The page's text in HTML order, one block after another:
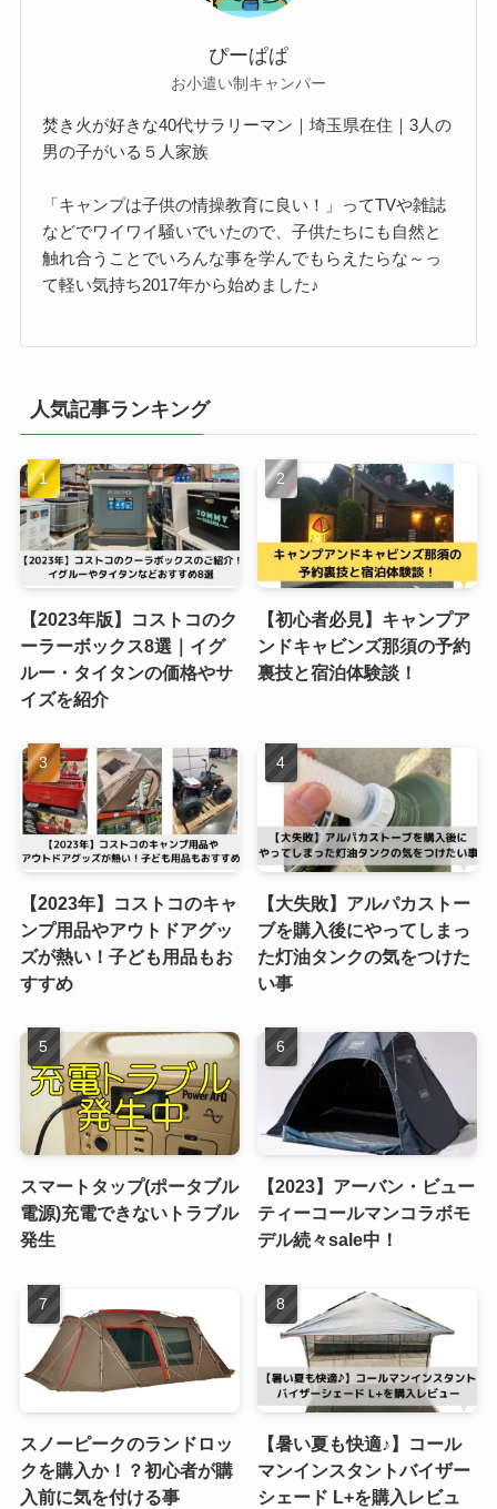
ぴーぱぱ
お小遣い制キャンパー
焚き火が好きな40代サラリーマン｜埼玉県在住｜3人の
男の子がいる５人家族
「キャンプは子供の情操教育に良い！」ってTVや雑誌
などでワイワイ騒いでいたので、子供たちにも自然と
触れ合うことでいろんな事を学んでもらえたらな～っ
て軽い気持ち2017年から始めました♪
人気記事ランキング
【2023年版】コストコのク
ーラーボックス8選｜イグ
ルー・タイタンの価格やサ
イズを紹介
【初心者必見】キャンプア
ンドキャビンズ那須の予約
裏技と宿泊体験談！
【2023年】コストコのキャ
ンプ用品やアウトドアグッ
ズが熱い！子ども用品もお
すすめ
【大失敗】アルパカストー
ブを購入後にやってしまっ
た灯油タンクの気をつけた
い事
スマートタップ(ポータブル
電源)充電できないトラブル
発生
【2023】アーバン・ビュー
ティーコールマンコラボモ
デル続々sale中！
スノーピークのランドロッ
クを購入か！？初心者が購
入前に気を付ける事
【暑い夏も快適♪】コール
マンインスタントバイザー
シェード L+を購入レビュ